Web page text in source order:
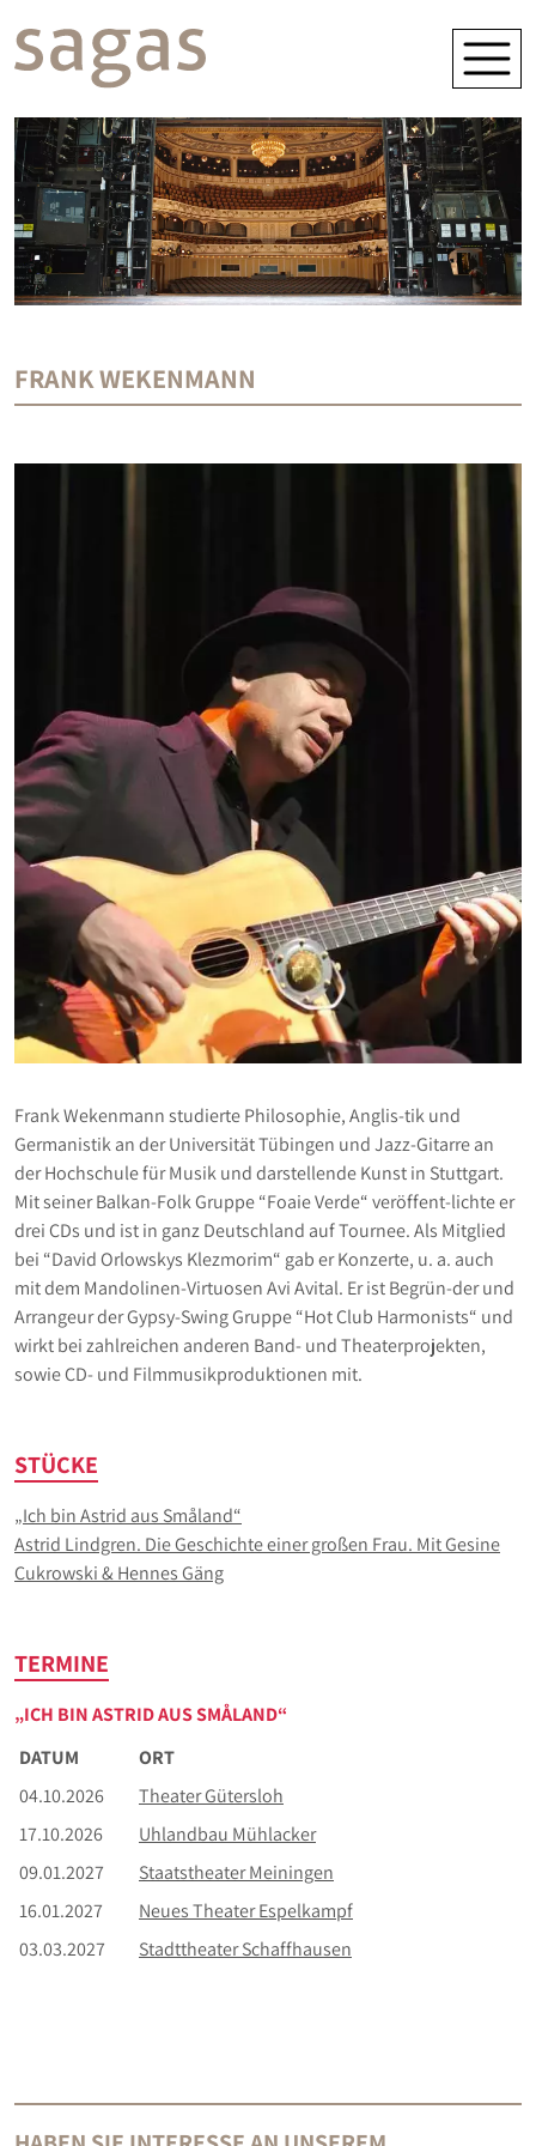
FRANK WEKENMANN
Frank Wekenmann studierte Philosophie, Anglis-tik und
Germanistik an der Universität Tübingen und Jazz-Gitarre an
der Hochschule für Musik und darstellende Kunst in Stuttgart.
Mit seiner Balkan-Folk Gruppe “Foaie Verde“ veröffent-lichte er
drei CDs und ist in ganz Deutschland auf Tournee. Als Mitglied
bei “David Orlowskys Klezmorim“ gab er Konzerte, u. a. auch
mit dem Mandolinen-Virtuosen Avi Avital. Er ist Begrün-der und
Arrangeur der Gypsy-Swing Gruppe “Hot Club Harmonists“ und
wirkt bei zahlreichen anderen Band- und Theaterprojekten,
sowie CD- und Filmmusikproduktionen mit.
STÜCKE
„Ich bin Astrid aus Småland“
Astrid Lindgren. Die Geschichte einer großen Frau. Mit Gesine
Cukrowski & Hennes Gäng
TERMINE
„ICH BIN ASTRID AUS SMÅLAND“
DATUM
ORT
04.10.2026
Theater Gütersloh
17.10.2026
Uhlandbau Mühlacker
09.01.2027
Staatstheater Meiningen
16.01.2027
Neues Theater Espelkampf
03.03.2027
Stadttheater Schaffhausen